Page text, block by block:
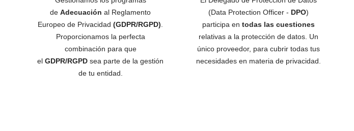
de Adecuación al Reglamento
Europeo de Privacidad (GDPR/RGPD)
Proporcionamos la perfecta
combinación para que
el GDPR/RGPD sea parte de la gestión
de tu entidad.
(Data Protection Officer - DPO)
participa en todas las cuestiones
relativas a la protección de datos. Un
único proveedor, para cubrir todas tus
necesidades en materia de privacidad.